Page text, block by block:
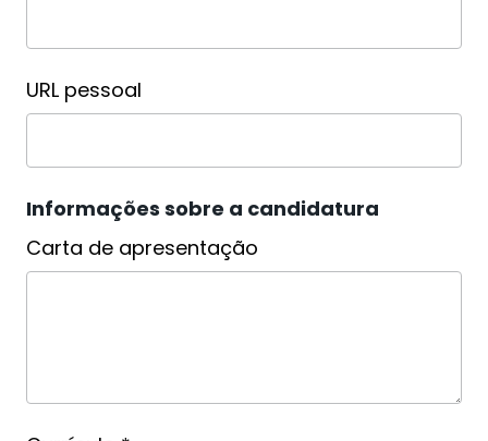
URL pessoal
Informações sobre a candidatura
Carta de apresentação